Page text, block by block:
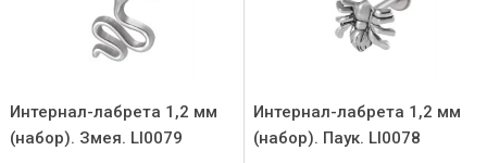
Интернал-лабрета 1,2 мм
(набор). Змея. LI0079
Интернал-лабрета 1,2 мм
(набор). Паук. LI0078